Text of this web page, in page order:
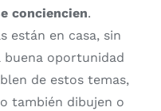
conciencien.
están en casa, sin
buena oportunidad
de estos temas,
también dibujen o